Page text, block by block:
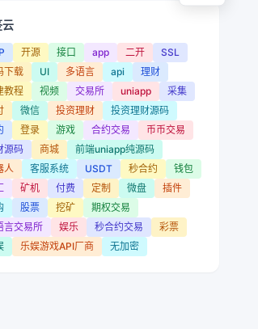
云
开源 接口 app 二开
SSL
下载
UI 多语言 api
理财
教程
视频 交易所 uniapp
采集
微信 投资理财
投资理财源码
登录 游戏 合约交易
币币交易
源码
商城
前端uniapp纯源码
人
客服系统 USDT 秒合约
钱包
矿机 付费 定制 微盘
插件
股票 挖矿
期权交易
言交易所
娱乐 秒合约交易
彩票
乐娱游戏API厂商 无加密